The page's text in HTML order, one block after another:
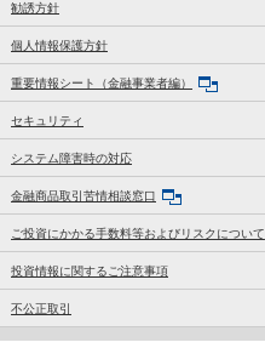
勧誘方針
個人情報保護方針
重要情報シート（金融事業者編）
セキュリティ
システム障害時の対応
金融商品取引苦情相談窓口
ご投資にかかる手数料等およびリスクについて
投資情報に関するご注意事項
不公正取引